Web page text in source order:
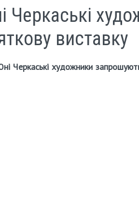
Черкаські
виставку
Черкаські художники